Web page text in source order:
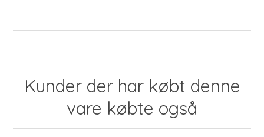
Kunder der har købt denne
vare købte også